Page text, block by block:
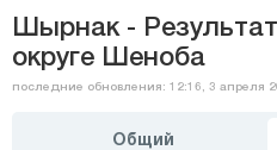
Шырнак -
округе Шеноба
последние обновления: 12:16, 3 апреля
Общий